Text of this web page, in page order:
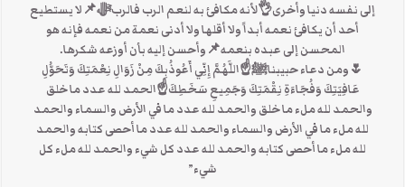
إلى نفسه دنيا وأخرى👌لأنه مكافئ به لنعم الرب فالربﷻ📌لا يستطيع
أحد أن يكافئ نعمه أبداً ولا أقلها ولا أدنى نعمة من نعمه فإنه هو
المحسن إلى عبده بنعمه📌وأحسن إليه بأن أوزعه شكرها.
🌷ومن دعاء حبيبناﷺ☝اللَّهُمَّ إِنِّي أَعُوذُبِكَ مِنْ زَوَالِ نِعْمَتِكَ وَتَحَوُّلِ
عَافِيَتِكَ وَفُجَاءَةِ نِقْمَتِكَ وَجَمِيعِ سَخَطِكَ☝الحمد لله عدد ما خلق
والحمد لله ملء ما خلق والحمد لله عدد ما في الأرض والسماء والحمد
لله ملء ما في الأرض والسماء والحمد لله عدد ما أحصى كتابه والحمد
لله ملء ما أحصى كتابه والحمد لله عدد كل شيء والحمد لله ملء كل
شيء”